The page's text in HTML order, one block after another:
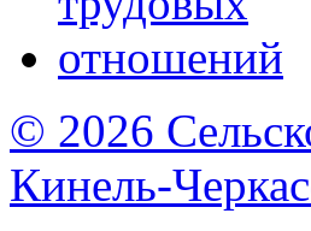
© 2026
Кинель-